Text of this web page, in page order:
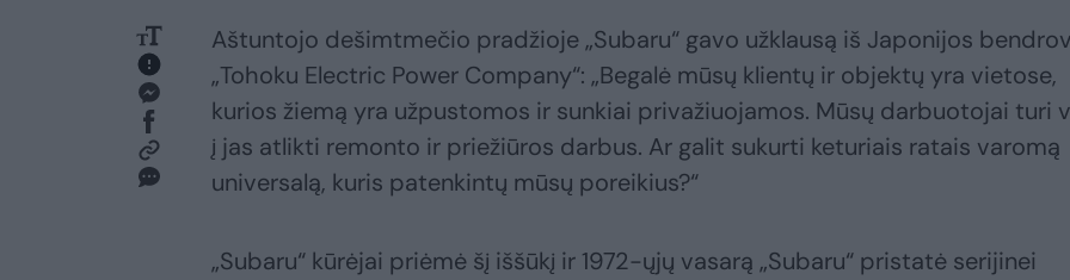
Aštuntojo dešimtmečio pradžioje „Subaru“ gavo užklausą iš Japonijos
„Tohoku Electric Power Company“: „Begalė mūsų klientų ir objektų yra vietose,
kurios žiemą yra užpustomos ir sunkiai privažiuojamos. Mūsų darbuotojai turi
į jas atlikti remonto ir priežiūros darbus. Ar galit sukurti keturiais ratais varomą
universalą, kuris patenkintų mūsų poreikius?“
„Subaru“ kūrėjai priėmė šį iššūkį ir 1972-ųjų vasarą „Subaru“ pristatė serijinei